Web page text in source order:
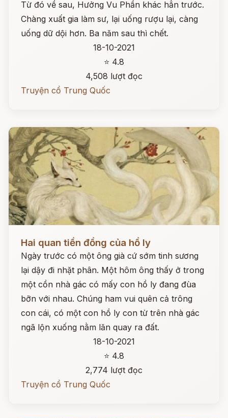
Từ đó về sau, Hưởng Vu Phần khác hẳn trước.
Chàng xuất gia làm sư, lại uống rượu lại, càng
uống dữ dội hơn. Ba năm sau thì chết.
18-10-2021
⭐ 4.8
4,508 lượt đọc
Truyện cổ Trung Quốc
Hai quan tiền đồng của hồ ly
Ngày trước có một ông già cứ sớm tinh sương
lại dậy đi nhặt phân. Một hôm ông thấy ở trong
một cồn nhà gác có mấy con hồ ly đang đùa
bỡn với nhau. Chúng ham vui quên cả trông
con cái, có một con hồ ly con từ trên nhà gác
ngã lộn xuống nằm lăn quay ra đất.
18-10-2021
⭐ 4.8
2,774 lượt đọc
Truyện cổ Trung Quốc